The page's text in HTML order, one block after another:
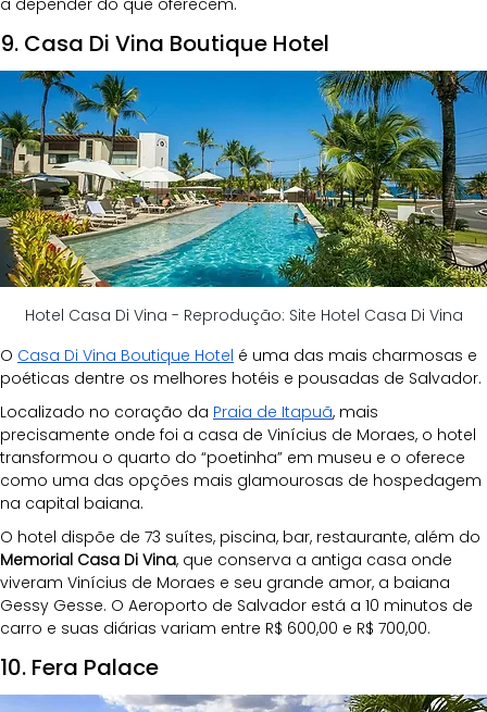
9. Casa Di Vina Boutique Hotel
Hotel Casa Di Vina - Reprodução: Site Hotel Casa Di Vina
O Casa Di Vina Boutique Hotel é uma das mais charmosas e
poéticas dentre os melhores hotéis e pousadas de Salvador.
Localizado no coração da Praia de Itapuã, mais
precisamente onde foi a casa de Vinícius de Moraes, o hotel
transformou o quarto do “poetinha” em museu e o oferece
como uma das opções mais glamourosas de hospedagem
na capital baiana.
O hotel dispõe de 73 suítes, piscina, bar, restaurante, além do
Memorial Casa Di Vina, que conserva a antiga casa onde
viveram Vinícius de Moraes e seu grande amor, a baiana
Gessy Gesse. O Aeroporto de Salvador está a 10 minutos de
carro e suas diárias variam entre R$ 600,00 e R$ 700,00.
10. Fera Palace